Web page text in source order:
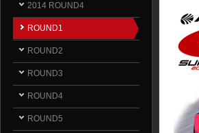
2014 ROUND4
ROUND1
ROUND2
ROUND3
ROUND4
ROUND5